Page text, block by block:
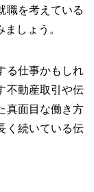
職を考えている
しょう。
る仕事かもしれ
不動産取引や伝
真面目な働き方
く続いている伝